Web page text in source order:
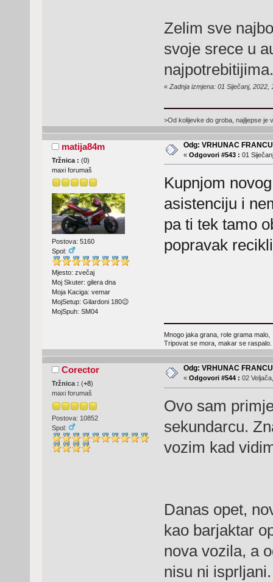
Zelim sve
svoje srece u
najpotrebitijima.
« Zadnja izmjena: 01 Siječanj, 2022,
>Od kolijevke do groba, najljepse je
matija84m
Tržnica : (0)
maxi forumaš
Postova: 5160
Spol:
Mjesto: zvečaj
Moj Skuter: gilera dna
Moja Kaciga: vemar
MojSetup: Gilardoni 180😉
MojSpuh: SM04
Odg: VRHUNAC
« Odgovori #543 : 01
Kupnjom
asistenciju i
pa ti tek tamo
popravak
Mnogo jaka grana, role grama malo,
Tripovat se mora, makar se raspalo.
Corector
Tržnica : (+8)
maxi forumaš
Postova: 10852
Spol:
Odg: VRHUNAC
« Odgovori #544 : 02
Ovo sam
sekundarcu.
vozim kad
Danas opet,
kao barjaktar
nova vozila, a
nisu ni isprljani.